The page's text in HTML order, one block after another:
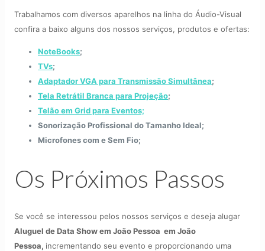
Trabalhamos com diversos aparelhos na linha do Áudio-Visual
confira a baixo alguns dos nossos serviços, produtos e ofertas:
NoteBooks;
TVs;
Adaptador VGA para Transmissão Simultânea;
Tela Retrátil Branca para Projeção;
Telão em Grid para Eventos;
Sonorização Profissional do Tamanho Ideal;
Microfones com e Sem Fio;
Os Próximos Passos
Se você se interessou pelos nossos serviços e deseja alugar
Aluguel de Data Show em João Pessoa em João
Pessoa, incrementando seu evento e proporcionando uma